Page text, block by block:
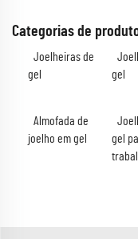
Categorias de
Joelheiras de
gel
gel
Almofada de
joelho em gel
gel